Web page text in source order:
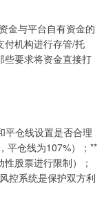
金与平台自有资金的
付机构进行存管/托
些要求将资金直接打
平仓线设置是否合理
平仓线为107%）；**
股票进行限制）；
控系统是保护双方利